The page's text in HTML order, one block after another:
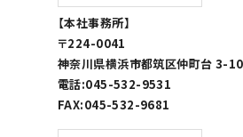
【本社事務所】
〒224-0041
神奈川県横浜市都筑区仲町台 3-
電話:045-532-9531
FAX:045-532-9681